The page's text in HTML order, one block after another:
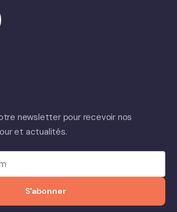
newsletter pour recevoir nos
et actualités.
S'abonner